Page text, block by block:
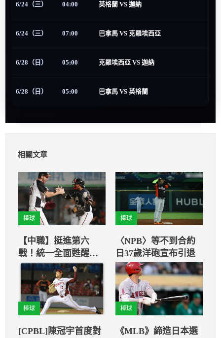
6/24（三） 04:00 英格蘭 VS 迦納
6/24（三） 07:00 巴拿馬 VS 克羅埃西亞
6/28（日） 05:00 克羅埃西亞 VS 迦納
6/28（日） 05:00 巴拿馬 VS 英格蘭
相關文章
棒球
【中職】挺進第六
戰！統一全面甦醒，
停下兄弟連勝
棒球
〈NPB〉等不到合約
日37歲洋砲宣布引退
棒球
[CPBL]陳冠宇首度對
棒球
《MLB》締造日本選